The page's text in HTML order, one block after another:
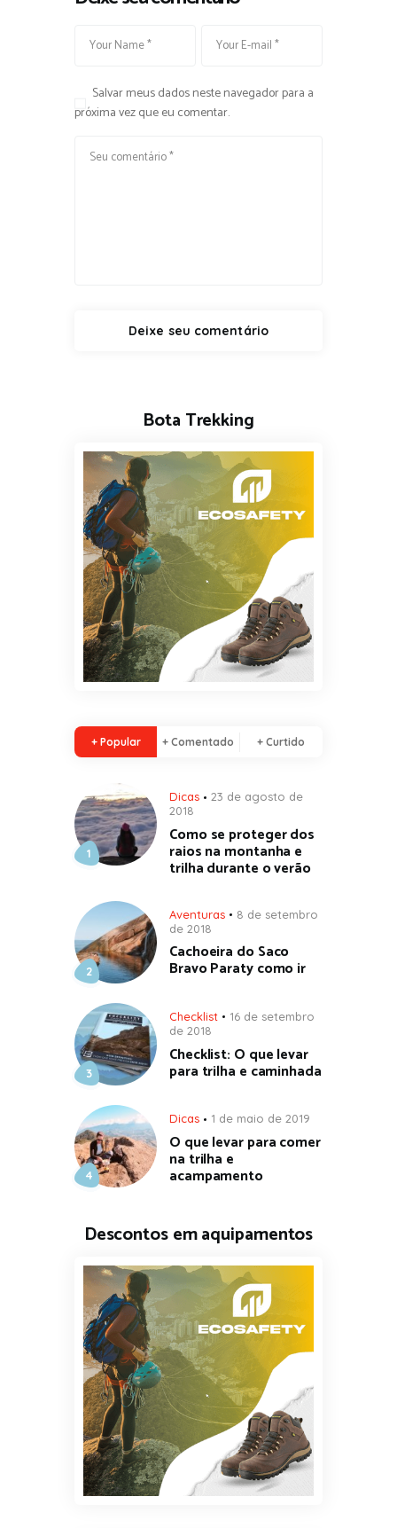
Salvar meus dados neste navegador para a
próxima vez que eu comentar.
Bota Trekking
+ Popular + Comentado + Curtido
Dicas
23 de agosto de
2018
Como se proteger dos
raios na montanha e
trilha durante o verão
Aventuras
8 de setembro
de 2018
Cachoeira do Saco
Bravo Paraty como ir
Checklist
16 de setembro
de 2018
Checklist: O que levar
para trilha e caminhada
Dicas 1 de maio de 2019
O que levar para comer
na trilha e
acampamento
Descontos em aquipamentos